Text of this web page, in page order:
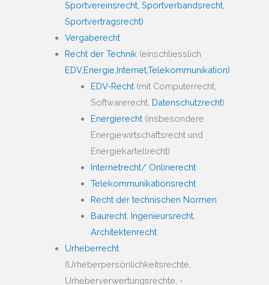
Sportvereinsrecht, Sportverbandsrecht,
Sportvertragsrecht)
Vergaberecht
Recht der Technik (einschliesslich
EDV,Energie, Internet,Telekommunikation)
EDV-Recht (mit Computerrecht,
Softwarerecht, Datenschutzrecht)
Energierecht (insbesondere
Energiewirtschaftsrecht und
Energiekartellrecht)
Internetrecht/ Onlinerecht
Telekommunikationsrecht
Recht der technischen Normen
Baurecht Ingenieursrecht
Architektenrecht
Urheberrecht
(Urheberpersönlichkeitsrechte,
Urheberverwertungsrechte, -